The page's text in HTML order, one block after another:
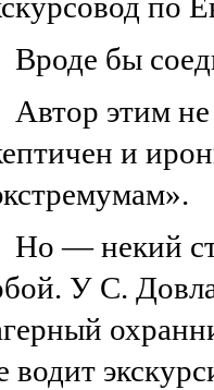
Вроде бы
Автор этим
и
Но — некий
У С.
водит